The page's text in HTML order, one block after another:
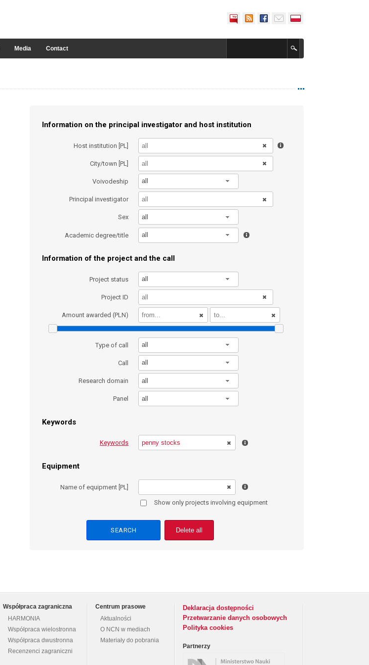
Media Contact
Information on the principal investigator and host institution
Host institution [PL]
City/town [PL]
Voivodeship all
Principal investigator
Sex all
Academic degree/title all
Information of the project and the call
Project status all
Project ID
Amount awarded (PLN)
Type of call all
Call all
Research domain all
Panel all
Keywords
Keywords
Equipment
Name of equipment [PL]
Show only projects involving equipment
Delete all
Współpraca zagraniczna
HARMONIA
Współpraca wielostronna
Współpraca dwustronna
Recenzenci zagraniczni
Centrum prasowe
Aktualności
O NCN w mediach
Materiały do pobrania
Deklaracja dostępności
Przetwarzanie danych osobowych
Polityka cookies
Partnerzy